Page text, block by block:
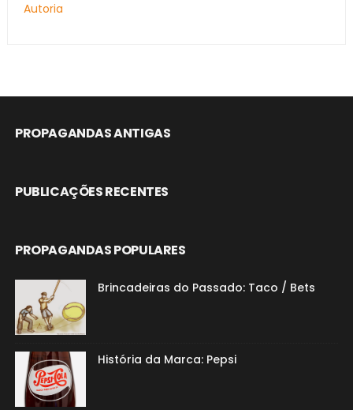
Autoria
PROPAGANDAS ANTIGAS
PUBLICAÇÕES RECENTES
PROPAGANDAS POPULARES
Brincadeiras do Passado: Taco / Bets
História da Marca: Pepsi